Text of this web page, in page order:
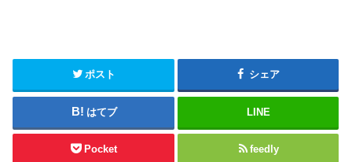
ポスト シェア
はてブ LINE
Pocket feedly